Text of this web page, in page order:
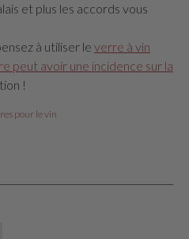
et plus les accords vous
à utiliser le verre à vin
peut avoir une incidence sur la
!
pour le vin